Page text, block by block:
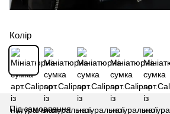
Колір
Під замовлення